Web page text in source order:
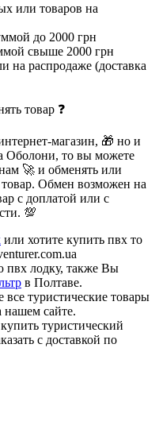
или товаров на
до 2000 грн
свыше 2000 грн
на распродаже (доставка
товар ❓
магазин, 🎁 но и
Оболони, то вы можете
🚀 и обменять или
Обмен возможен на
с доплатой или с
💯
или хотите купить пвх то
пвх лодку, также Вы
в Полтаве.
все туристические товары
нашем сайте.
туристический
с доставкой по